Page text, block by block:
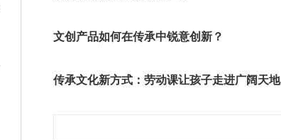
文创产品如何在传承中锐意创新？
传承文化新方式：劳动课让孩子走进广阔天地